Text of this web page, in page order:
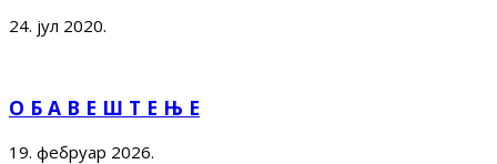
24. јул 2020.
О Б А В Е Ш Т Е Њ Е
19. фебруар 2026.